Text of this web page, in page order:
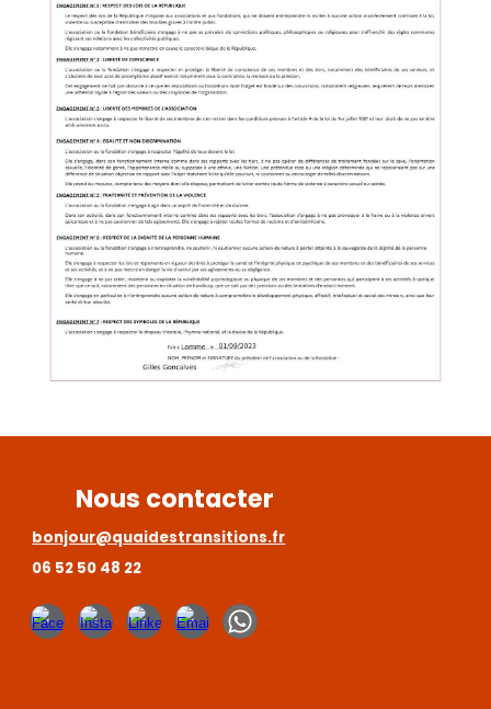
Nous contacter
bonjour@quaidestransitions.fr
06 52 50 48 22